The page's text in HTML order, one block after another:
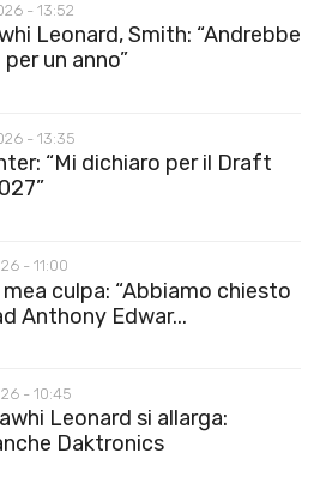
- 13:52
Leonard, Smith: “Andrebbe
un anno”
- 13:35
“Mi dichiaro per il Draft
- 11:00
culpa: “Abbiamo chiesto
Anthony Edwar...
- 10:45
Leonard si allarga:
Daktronics